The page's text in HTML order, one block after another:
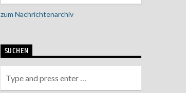
zum Nachrichtenarchiv
SUCHEN